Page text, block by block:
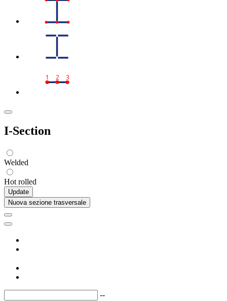
1 2 3
I-Section
Welded
Hot rolled
Update
Nuova sezione trasversale
--